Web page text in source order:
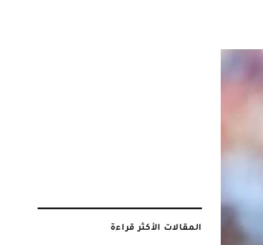
المقالات الأكثر قراءة